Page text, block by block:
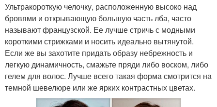
Ультракороткую челочку, расположенную высоко над
бровями и открывающую большую часть лба, часто
называют французской. Ее лучше стричь с модными
короткими стрижками и носить идеально вытянутой.
Если же вы захотите придать образу небрежность и
легкую динамичность, смажьте пряди либо воском, либо
гелем для волос. Лучше всего такая форма смотрится на
темной шевелюре или же ярких контрастных цветах.